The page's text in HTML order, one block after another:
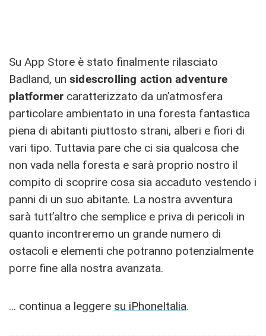
Su App Store è stato finalmente rilasciato
Badland, un sidescrolling action adventure
platformer caratterizzato da un’atmosfera
particolare ambientato in una foresta fantastica
piena di abitanti piuttosto strani, alberi e fiori di
vari tipo. Tuttavia pare che ci sia qualcosa che
non vada nella foresta e sarà proprio nostro il
compito di scoprire cosa sia accaduto vestendo i
panni di un suo abitante. La nostra avventura
sarà tutt’altro che semplice e priva di pericoli in
quanto incontreremo un grande numero di
ostacoli e elementi che potranno potenzialmente
porre fine alla nostra avanzata.
… continua a leggere su iPhoneItalia.